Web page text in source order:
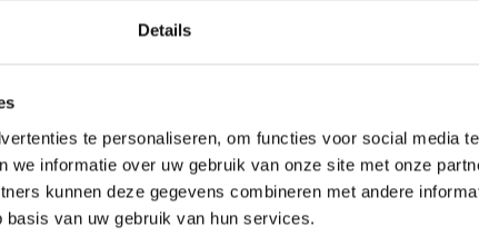
Details
te personaliseren, om functies voor social media
we informatie over uw gebruik van onze site met onze
kunnen deze gegevens combineren met andere
van uw gebruik van hun services.